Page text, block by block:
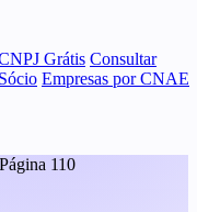
Grátis Consultar
Empresas por CNAE
Página 110